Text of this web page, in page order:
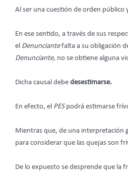
Al ser una cuestión de orden público
En ese sentido, a través de sus
el Denunciantefalta a su obligación
Denunciante, no se obtiene alguna
Dicha causal debe desestimarse.
En efecto, el PES podrá estimarse
Mientras que, de una interpretación
para considerar que las quejas son
De lo expuesto se desprende que la